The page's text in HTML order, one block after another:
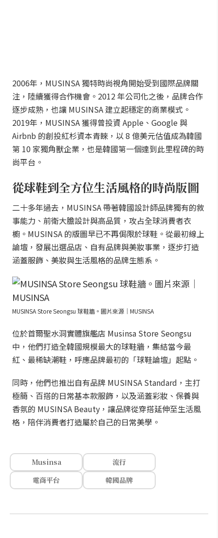
2006年，MUSINSA 獨特時尚視角開始受到國際品牌關
注，陸續獲得合作機會。2012 年公司化之後，品牌合作
逐步成熟，也讓 MUSINSA 建立起穩定的商業模式。
2019年，MUSINSA 獲得曾投資 Apple、Google 與
Airbnb 的創投紅杉資本青睞，以 8 億美元估值成為韓國
第 10 家獨角獸企業，也是韓國第一個達到此里程碑的時
尚平台。
從球鞋到全方位生活風格的時尚版圖
二十多年過去，MUSINSA 帶著韓國設計師品牌獨有的敘
事能力、前衛大膽設計與高品質，攻占全球消費者衣
櫥。MUSINSA 的版圖早已不再侷限於球鞋。從最初線上
論壇，發展出選品店、自有品牌與美妝事業，逐步打造
涵蓋服飾、美妝與生活風格的品牌生態系。
MUSINSA Store Seongsu 球鞋牆。圖片來源｜MUSINSA
位於首爾聖水洞實體旗艦店 Musinsa Store Seongsu
中，他們打造全韓國規模最大的球鞋牆，集結當今最
紅、最稀缺潮鞋，呼應品牌最初的「球鞋論壇」起點。
同時，他們也推出自有品牌 MUSINSA Standard，主打
極簡、百搭的日常基本款服飾，以及涵蓋彩妝、保養與
香氛的 MUSINSA Beauty，讓品牌從穿搭延伸至生活風
格，陪伴消費者打造屬於自己的日常美學。
Musinsa
流行
電商平台
韓國品牌